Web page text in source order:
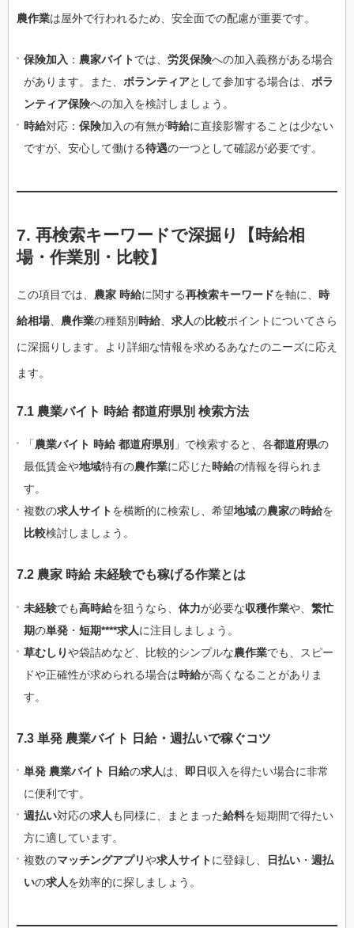
農作業は屋外で行われるため、安全面での配慮が重要です。
保険加入 ： 農家バイトでは、 労災保険への加入義務がある場合
があります。また、 ボランティアとして参加する場合は、 ボラ
ンティア保険への加入を検討しましょう。
時給対応： 保険加入の有無が時給に直接影響することは少ない
ですが、安心して働ける待遇の一つとして確認が必要です。
7. 再検索キーワードで深掘り【時給相
場・作業別・比較】
この項目では、 農家 時給に関する再検索キーワードを軸に、 時
給相場、 農作業の種類別 時給、 求人の比較ポイントについてさら
に深掘りします。より詳細な情報を求めるあなたのニーズに応え
ます。
7.1 農業バイト 時給 都道府県別 検索方法
「農業バイト 時給 都道府県別 」で検索すると、各都道府県の
最低賃金や地域特有の農作業に応じた時給の情報を得られま
す。
複数の求人サイトを横断的に検索し、希望地域の農家の時給を
比較検討しましょう。
7.2 農家 時給 未経験でも稼げる作業とは
未経験でも高時給を狙うなら、 体力が必要な収穫作業や、 繁忙
期の単発 ・ 短期****求人に注目しましょう。
草むしりや袋詰めなど、比較的シンプルな農作業でも、スピー
ドや正確性が求められる場合は時給が高くなることがありま
す。
7.3 単発 農業バイト 日給・週払いで稼ぐコツ
単発 農業バイト 日給の求人は、 即日 収入を得たい場合に非常
に便利です。
週払い対応の求人 も同様に、まとまった給料を短期間で得たい
方に適しています。
複数のマッチングアプリや求人サイトに登録し、 日払い ・ 週払
いの求人を効率的に探しましょう。